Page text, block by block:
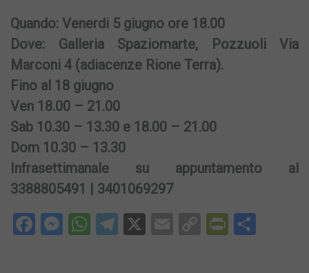
Quando: Venerdi 5 giugno ore 18.00
Dove: Galleria Spaziomarte, Pozzuoli Via
Marconi 4 (adiacenze Rione Terra).
Fino al 18 giugno
Ven 18.00 – 21.00
Sab 10.30 – 13.30 e 18.00 – 21.00
Dom 10.30 – 13.30
Infrasettimanale su appuntamento al
3388805491 | 3401069297
Facebook
Messenger
WhatsApp
Telegram
X EmailCopy